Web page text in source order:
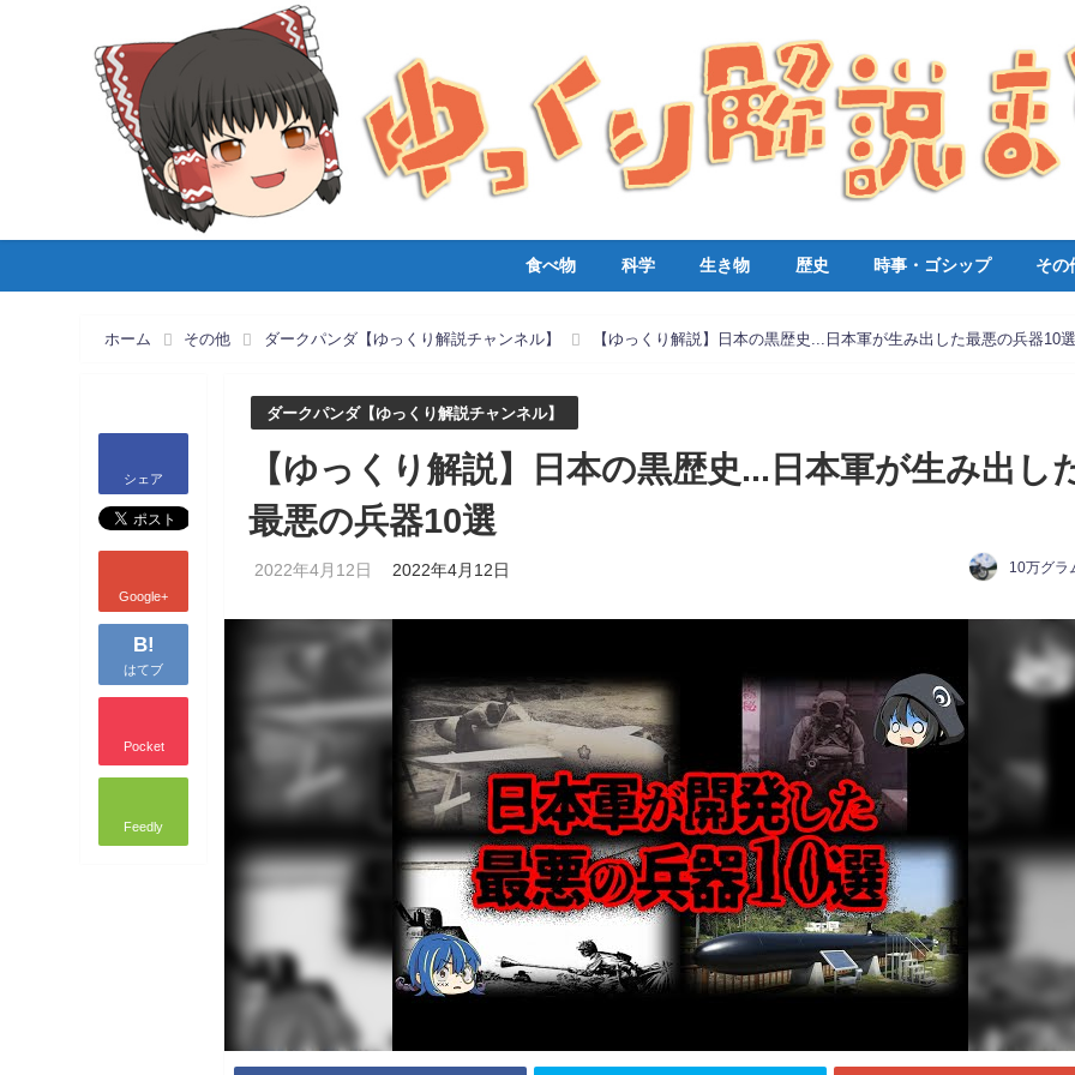
食べ物 科学 生き物 歴史 時事・ゴシップ その
ホーム その他 ダークパンダ【ゆっくり解説チャンネル】 【ゆっくり解説】日本の黒歴史...日本軍が生み出した最悪の兵器10選
シェア
Google+
B!
はてブ
Pocket
Feedly
ダークパンダ【ゆっくり解説チャンネル】
【ゆっくり解説】日本の黒歴史...日本軍が生み出し
最悪の兵器10選
2022年4月12日 2022年4月12日 10万グラ